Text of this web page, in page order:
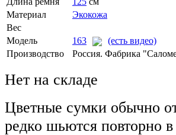
Материал
Экокожа
Вес
Модель
163
(есть видео)
Производство
Россия. Фабрика
Нет на складе
Цветные сумки обычно
редко шьются повторно